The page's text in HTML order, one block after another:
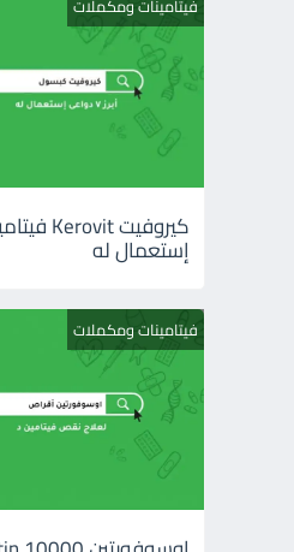
فيتامينات ومكملات
إستعمال له
فيتامينات ومكملات